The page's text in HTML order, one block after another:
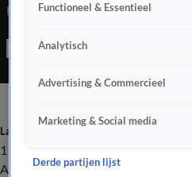
buurvrouw Paro (38) in Rijswijk.
A. na zijn detentie nog onder
Laatste nieuws
112
Advies & Tips
Functioneel & Essentieel
Analytisch
Advertising & Commercieel
Marketing & Social media
Derde partijen lijst